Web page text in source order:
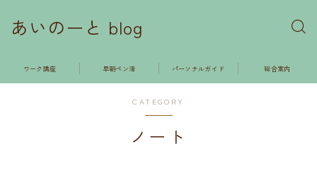
あいのーと blog
ワーク講座 早朝ペン活 パーソナルガイド 総合案内
CATEGORY
ノート